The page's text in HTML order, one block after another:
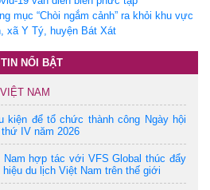
mục “Chòi ngắm cảnh” ra khỏi khu vực
xã Y Tý, huyện Bát Xát
TIN NỔI BẬT
NAM
kiện để tổ chức thành công Ngày hội
IV năm 2026
hợp tác với VFS Global thúc đẩy
du lịch Việt Nam trên thế giới